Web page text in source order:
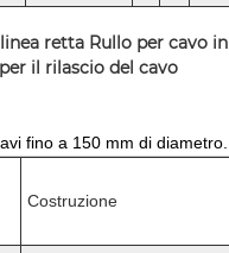
retta Rullo per cavo
il rilascio del cavo
fino a 150 mm di diametro.
Costruzione